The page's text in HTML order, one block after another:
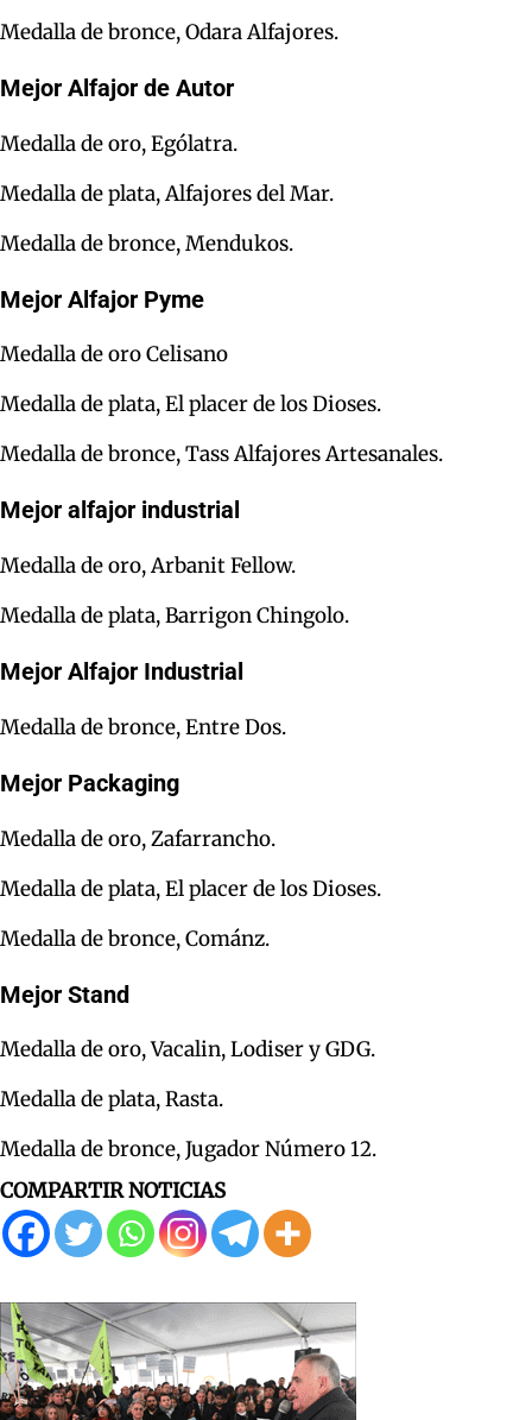
Medalla de bronce, Odara Alfajores.
Mejor Alfajor de Autor
Medalla de oro, Ególatra.
Medalla de plata, Alfajores del Mar.
Medalla de bronce, Mendukos.
Mejor Alfajor Pyme
Medalla de oro Celisano
Medalla de plata, El placer de los Dioses.
Medalla de bronce, Tass Alfajores Artesanales.
Mejor alfajor industrial
Medalla de oro, Arbanit Fellow.
Medalla de plata, Barrigon Chingolo.
Mejor Alfajor Industrial
Medalla de bronce, Entre Dos.
Mejor Packaging
Medalla de oro, Zafarrancho.
Medalla de plata, El placer de los Dioses.
Medalla de bronce, Cománz.
Mejor Stand
Medalla de oro, Vacalin, Lodiser y GDG.
Medalla de plata, Rasta.
Medalla de bronce, Jugador Número 12.
COMPARTIR NOTICIAS